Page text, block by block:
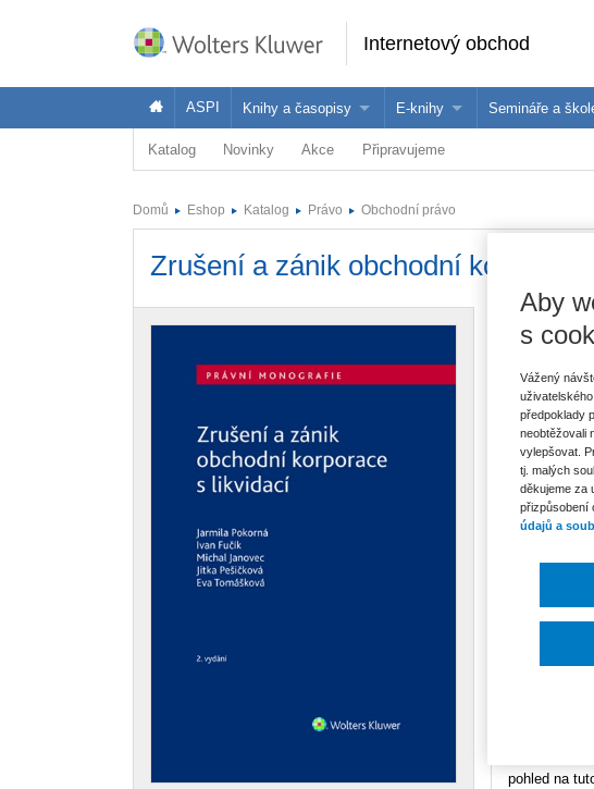
Internetový obchod
ASPI Knihy a časopisy
Knihy
E-knihy
Jak na naše e-knihy?
Půjčit si e-knihu
Semináře a
Katalog Novinky Akce Připravujeme
Domů Eshop Katalog Právo Obchodní právo
Zrušení a zánik obchodní
Vydavatel
Typ publikace
Datum
Vazba
Počet stran
pohled na
Aby
s
Vážený
předpoklady
neobtěžovali
vylepšovat.
tj. malých
děkujeme za
přizpůsobení
údajů a